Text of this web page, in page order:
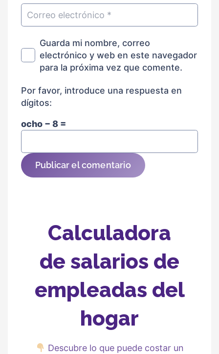
Guarda mi nombre, correo
electrónico y web en este navegador
para la próxima vez que comente.
Por favor, introduce una respuesta en
dígitos:
ocho − 8 =
Publicar el comentario
Calculadora
de salarios de
empleadas del
hogar
Descubre lo que puede costar un